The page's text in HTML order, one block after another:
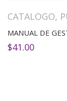
CATALOGO,
MANUAL DE
$41.00